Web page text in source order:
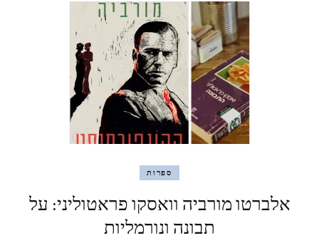
ספרות
אלברטו מורביה וואסקו פראטוליני: על
תבונה ונורמליות